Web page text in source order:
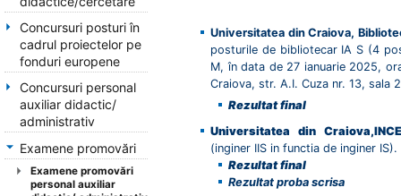
Concursuri posturi în
cadrul proiectelor pe
fonduri europene
Concursuri personal
auxiliar didactic/
administrativ
Examene promovări
Examene promovări
personal auxiliar
Universitatea din Craiova,
posturile de bibliotecar IA S (4
M, în data de 27 ianuarie 2025,
Craiova, str. A.I. Cuza nr. 13, sala
Rezultat final
Universitatea din Craiova,
(inginer IIS in functia de inginer IS).
Rezultat final
Rezultat proba scrisa